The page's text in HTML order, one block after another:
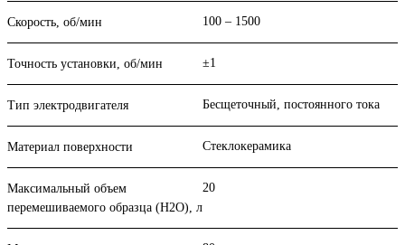
Скорость, об/мин 100 – 1500
Точность установки, об/мин ±1
Тип электродвигателя Бесщеточный, постоянного тока
Материал поверхности Стеклокерамика
Максимальный объем
перемешиваемого образца (Н2О), л
20